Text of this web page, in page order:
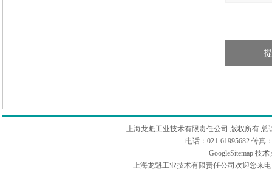
上海龙魁工业技术有限责任公司 版权所有 总
电话：021-61995682 传真
GoogleSitemap技术
上海龙魁工业技术有限责任公司欢迎您来